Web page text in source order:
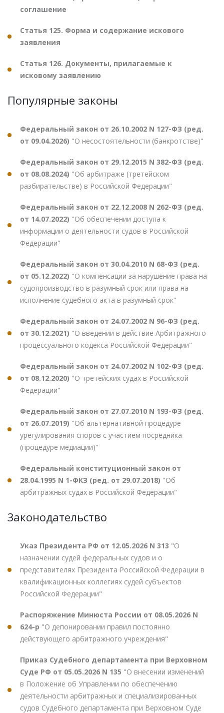
соглашение
Статья 125. Форма и содержание искового
заявления
Статья 126. Документы, прилагаемые к
исковому заявлению
Популярные законы
Федеральный закон от 26.10.2002 N 127-ФЗ (ред.
от 09.04.2026) "О несостоятельности (банкротстве)"
Федеральный закон от 29.12.2015 N 382-ФЗ (ред.
от 08.08.2024) "Об арбитраже (третейском
разбирательстве) в Российской Федерации"
Федеральный закон от 22.12.2008 N 262-ФЗ (ред.
от 14.07.2022) "Об обеспечении доступа к
информации о деятельности судов в Российской
Федерации"
Федеральный закон от 30.04.2010 N 68-ФЗ (ред.
от 05.12.2022) "О компенсации за нарушение права на
судопроизводство в разумный срок или права на
исполнение судебного акта в разумный срок"
Федеральный закон от 24.07.2002 N 96-ФЗ (ред.
от 30.12.2021) "О введении в действие Арбитражного
процессуального кодекса Российской Федерации"
Федеральный закон от 24.07.2002 N 102-ФЗ (ред.
от 08.12.2020) "О третейских судах в Российской
Федерации"
Федеральный закон от 27.07.2010 N 193-ФЗ (ред.
от 26.07.2019) "Об альтернативной процедуре
урегулирования споров с участием посредника
(процедуре медиации)"
Федеральный конституционный закон от
28.04.1995 N 1-ФКЗ (ред. от 29.07.2018) "Об
арбитражных судах в Российской Федерации"
Законодательство
Указ Президента РФ от 12.05.2026 N 313 "О
назначении судей федеральных судов и о
представителях Президента Российской Федерации в
квалификационных коллегиях судей субъектов
Российской Федерации"
Распоряжение Минюста России от 08.05.2026 N
624-р "О депонировании правил постоянно
действующего арбитражного учреждения"
Приказ Судебного департамента при Верховном
Суде РФ от 05.05.2026 N 135 "О внесении изменений
в Положение об Управлении по обеспечению
деятельности арбитражных и специализированных
судов Судебного департамента при Верховном Суде